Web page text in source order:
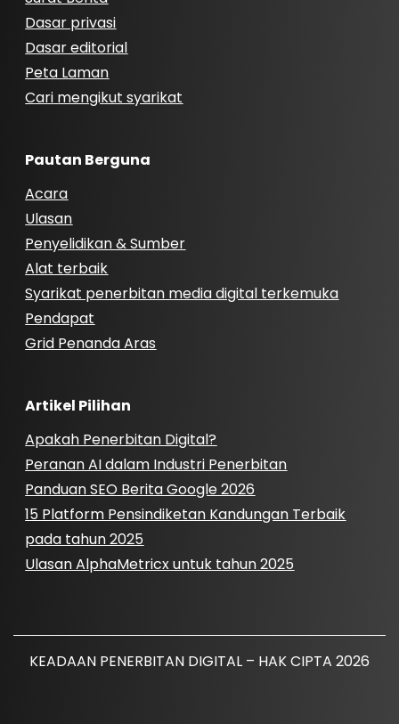
Dasar privasi
Dasar editorial
Peta Laman
Cari mengikut syarikat
Pautan Berguna
Acara
Ulasan
Penyelidikan & Sumber
Alat terbaik
Syarikat penerbitan media digital terkemuka
Pendapat
Grid Penanda Aras
Artikel Pilihan
Apakah Penerbitan Digital?
Peranan AI dalam Industri Penerbitan
Panduan SEO Berita Google 2026
15 Platform Pensindiketan Kandungan Terbaik
pada tahun 2025
Ulasan AlphaMetricx untuk tahun 2025
KEADAAN PENERBITAN DIGITAL – HAK CIPTA 2026